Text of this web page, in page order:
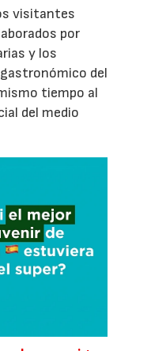
visitantes
por
y los
del
tiempo al
del medio